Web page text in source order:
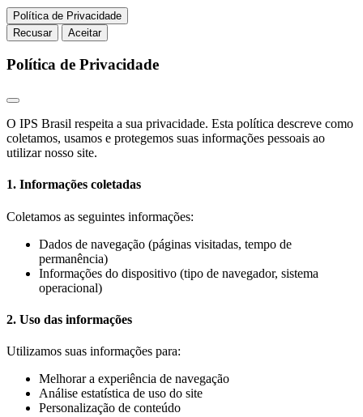
Política de Privacidade
Recusar
Aceitar
Política de Privacidade
O IPS Brasil respeita a sua privacidade. Esta política descreve como
coletamos, usamos e protegemos suas informações pessoais ao
utilizar nosso site.
1. Informações coletadas
Coletamos as seguintes informações:
Dados de navegação (páginas visitadas, tempo de
permanência)
Informações do dispositivo (tipo de navegador, sistema
operacional)
2. Uso das informações
Utilizamos suas informações para:
Melhorar a experiência de navegação
Análise estatística de uso do site
Personalização de conteúdo